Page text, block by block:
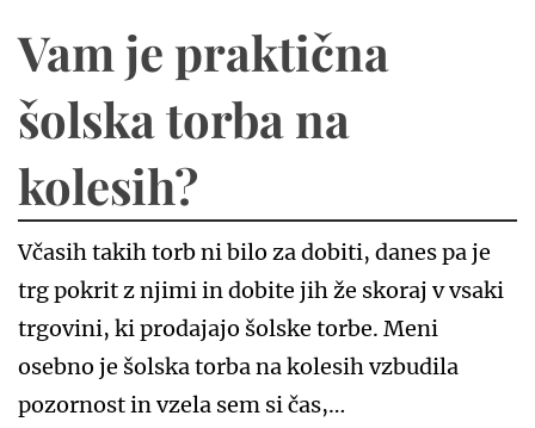
Vam je praktična
šolska torba na
kolesih?
Včasih takih torb ni bilo za dobiti, danes pa je
trg pokrit z njimi in dobite jih že skoraj v vsaki
trgovini, ki prodajajo šolske torbe. Meni
osebno je šolska torba na kolesih vzbudila
pozornost in vzela sem si čas,…